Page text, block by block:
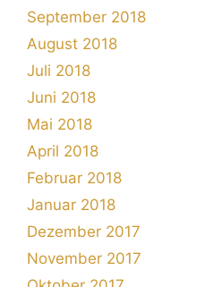
September 2018
August 2018
Juli 2018
Juni 2018
Mai 2018
April 2018
Februar 2018
Januar 2018
Dezember 2017
November 2017